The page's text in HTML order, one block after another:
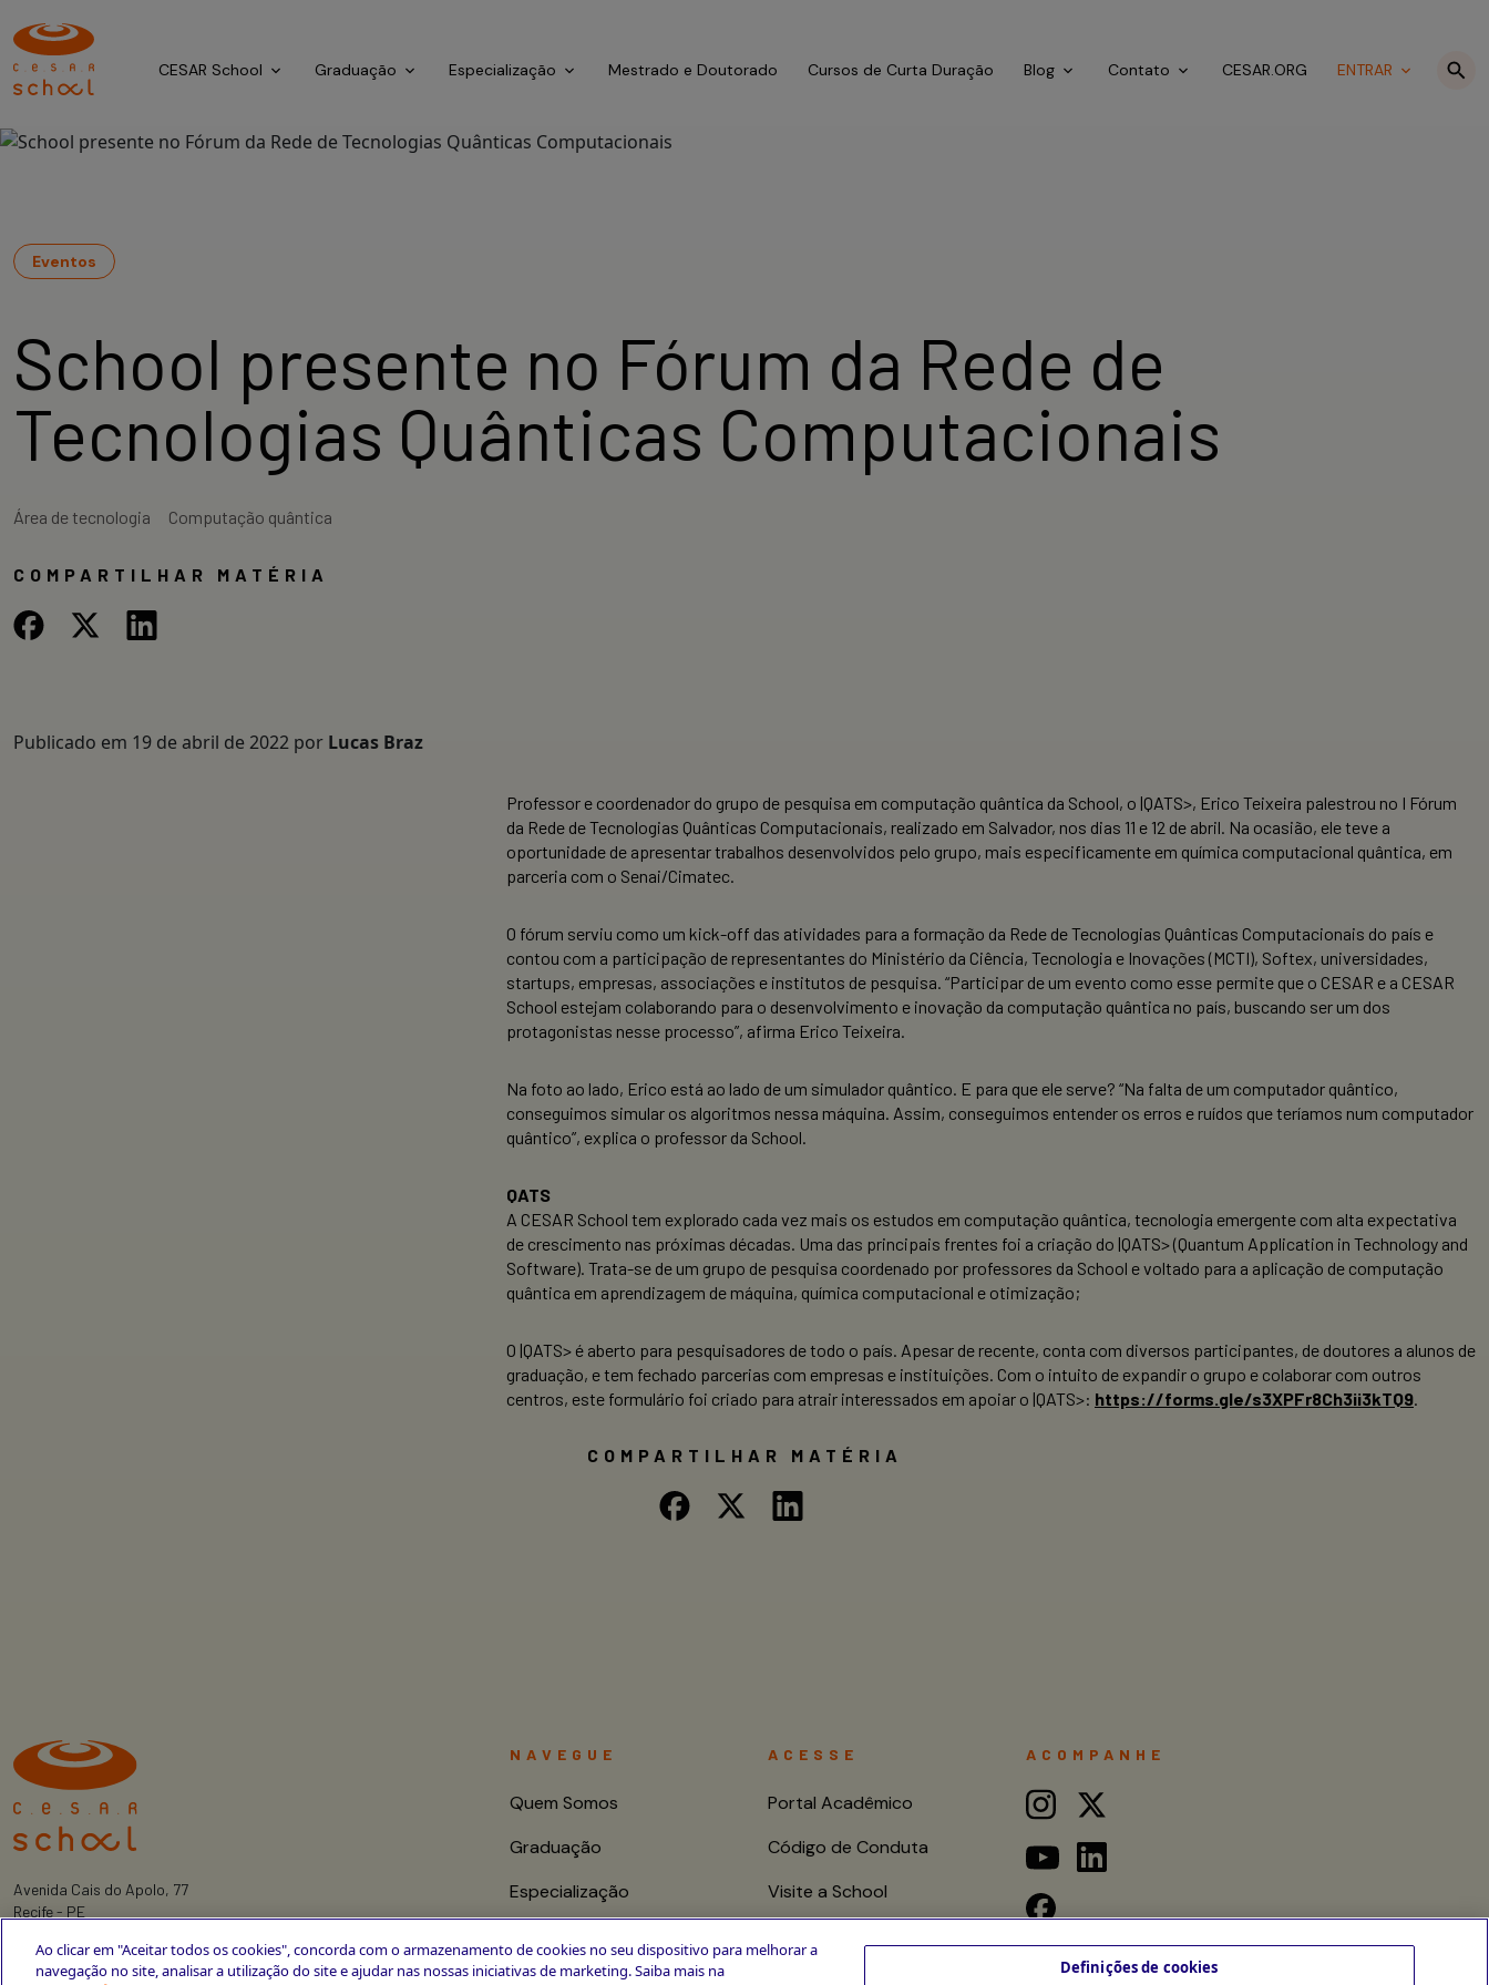
CESAR School Graduação Especialização Mestrado e Doutorado Cursos de Curta Duração Blog Contato CESAR.ORG ENTRAR
Eventos
School presente no Fórum da Rede de
Tecnologias Quânticas Computacionais
Área de tecnologia Computação quântica
COMPARTILHAR MATÉRIA
Publicado em 19 de abril de 2022 por Lucas Braz
Professor e coordenador do grupo de pesquisa em computação quântica da School, o |QATS>, Erico Teixeira palestrou no I Fórum
da Rede de Tecnologias Quânticas Computacionais, realizado em Salvador, nos dias 11 e 12 de abril. Na ocasião, ele teve a
oportunidade de apresentar trabalhos desenvolvidos pelo grupo, mais especificamente em química computacional quântica, em
parceria com o Senai/Cimatec.
O fórum serviu como um kick-off das atividades para a formação da Rede de Tecnologias Quânticas Computacionais do país e
contou com a participação de representantes do Ministério da Ciência, Tecnologia e Inovações (MCTI), Softex, universidades,
startups, empresas, associações e institutos de pesquisa. “Participar de um evento como esse permite que o CESAR e a CESAR
School estejam colaborando para o desenvolvimento e inovação da computação quântica no país, buscando ser um dos
protagonistas nesse processo”, afirma Erico Teixeira.
Na foto ao lado, Erico está ao lado de um simulador quântico. E para que ele serve? “Na falta de um computador quântico,
conseguimos simular os algoritmos nessa máquina. Assim, conseguimos entender os erros e ruídos que teríamos num computador
quântico”, explica o professor da School.
QATS
A CESAR School tem explorado cada vez mais os estudos em computação quântica, tecnologia emergente com alta expectativa
de crescimento nas próximas décadas. Uma das principais frentes foi a criação do |QATS> (Quantum Application in Technology and
Software). Trata-se de um grupo de pesquisa coordenado por professores da School e voltado para a aplicação de computação
quântica em aprendizagem de máquina, química computacional e otimização;
O |QATS> é aberto para pesquisadores de todo o país. Apesar de recente, conta com diversos participantes, de doutores a alunos de
graduação, e tem fechado parcerias com empresas e instituições. Com o intuito de expandir o grupo e colaborar com outros
centros, este formulário foi criado para atrair interessados em apoiar o |QATS>: https://forms.gle/s3XPFr8Ch3ii3kTQ9.
COMPARTILHAR MATÉRIA
Avenida Cais do Apolo, 77
Recife - PE
+55 81 3419-6700
NAVEGUE
Quem Somos
Graduação
Especialização
Cursos de Curta
ACESSE
Portal Acadêmico
Código de Conduta
Visite a School
ACOMPANHE
Ao clicar em "Aceitar todos os cookies", concorda com o armazenamento de cookies no seu dispositivo para melhorar a
navegação no site, analisar a utilização do site e ajudar nas nossas iniciativas de marketing. Saiba mais na
Definições de cookies